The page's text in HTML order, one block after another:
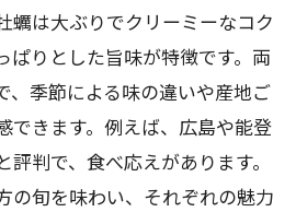
蠣は大ぶりでクリーミーなコク
ぱりとした旨味が特徴です。両
、季節による味の違いや産地ご
できます。例えば、広島や能登
判で、食べ応えがあります。
の旬を味わい、それぞれの魅力